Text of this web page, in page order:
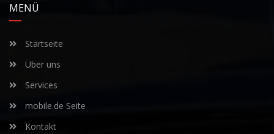
MENÜ
Startseite
Über uns
Services
mobile.de Seite
Kontakt